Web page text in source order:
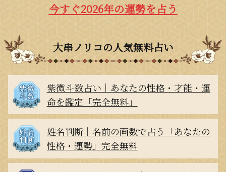
今すぐ2026年の運勢を占う
大串ノリコの人気無料占い
紫微斗数占い｜あなたの性格・才能・運
命を鑑定「完全無料」
姓名判断｜名前の画数で占う「あなたの
性格・運勢」完全無料